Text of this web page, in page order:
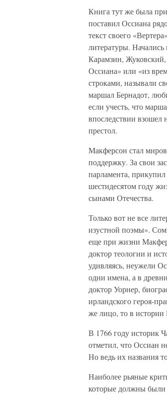
Книга тут же была
поставил Оссиана
текст своего
литературы.
Карамзин,
Оссиана» или «из
строками, называли
маршал Бернадот,
если учесть, что
впоследствии взошел
престол.
Макферсон стал
поддержку. За свои
парламента,
шестидесятом году
сынами Отечества.
Только вот не все
изустной поэмы».
еще при жизни
доктор теологии и
удивляясь, неужели
одни имена, а в
доктор Уорнер,
ирландского героя-
же лицо, то в
В 1766 году историк
отметил, что Оссиан
Но ведь их названия
Наиболее рьяные
которые должны были